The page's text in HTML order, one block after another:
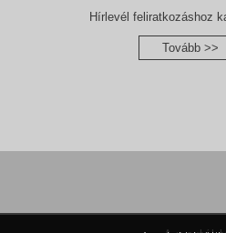
Hírlevél feliratkozáshoz
Tovább >>